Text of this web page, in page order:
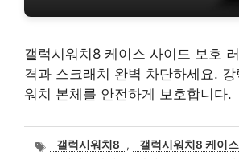
갤럭시워치8 케이스 사이드 보호
격과 스크래치 완벽 차단하세요.
워치 본체를 안전하게 보호합니다.
태갤럭시워치8 , 갤럭시워치8 케이스